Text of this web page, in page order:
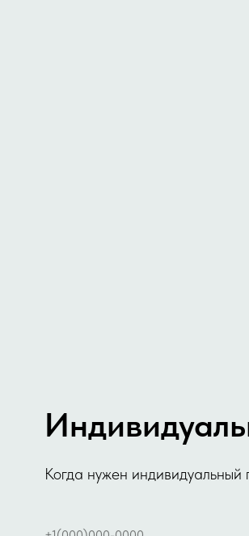
Когда нужен индивидуальный